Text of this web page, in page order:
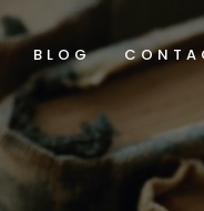
BLOG